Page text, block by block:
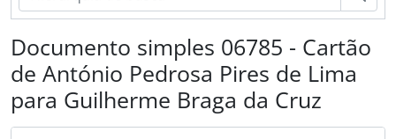
Documento simples 06785 - Cartão
de António Pedrosa Pires de Lima
para Guilherme Braga da Cruz